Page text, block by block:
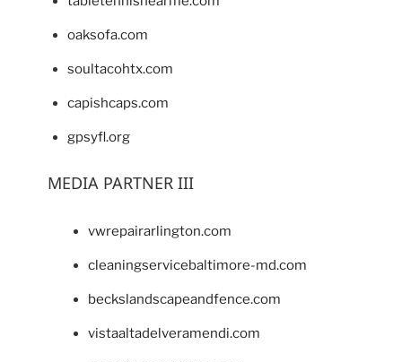
oaksofa.com
soultacohtx.com
capishcaps.com
gpsyfl.org
MEDIA PARTNER III
vwrepairarlington.com
cleaningservicebaltimore-md.com
beckslandscapeandfence.com
vistaaltadelveramendi.com